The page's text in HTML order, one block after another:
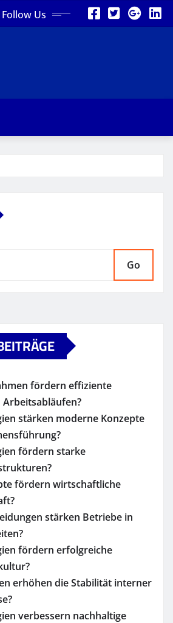
Follow Us
Go
fördern effiziente
stärken moderne Konzepte
fördern starke
fördern wirtschaftliche
stärken Betriebe in
fördern erfolgreiche
erhöhen die Stabilität interner
verbessern nachhaltige